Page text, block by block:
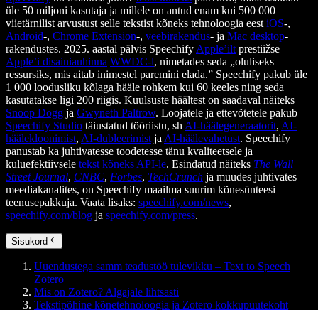
üle 50 miljoni kasutaja ja millele on antud enam kui 500 000
viietärnilist arvustust selle tekstist kõneks tehnoloogia eest iOS-,
Android-, Chrome Extension-, veebirakendus- ja Mac desktop-
rakendustes. 2025. aastal pälvis Speechify Apple’ilt prestiižse
Apple’i disainiauhinna WWDC-l, nimetades seda „oluliseks
ressursiks, mis aitab inimestel paremini elada.” Speechify pakub üle
1 000 loodusliku kõlaga hääle rohkem kui 60 keeles ning seda
kasutatakse ligi 200 riigis. Kuulsuste häältest on saadaval näiteks
Snoop Dogg ja Gwyneth Paltrow. Loojatele ja ettevõtetele pakub
Speechify Studio täiustatud tööriistu, sh AI-häälegeneraatorit, AI-
häälekloonimist, AI-dubleerimist ja AI-häälevahetust. Speechify
panustab ka juhtivatesse toodetesse tänu kvaliteetsele ja
kuluefektiivsele tekst kõneks API-le. Esindatud näiteks The Wall
Street Journal, CNBC, Forbes, TechCrunch ja muudes juhtivates
meediakanalites, on Speechify maailma suurim kõnesünteesi
teenusepakkuja. Vaata lisaks: speechify.com/news,
speechify.com/blog ja speechify.com/press.
Sisukord
Uuendustega samm teadustöö tulevikku – Text to Speech
Zotero
Mis on Zotero? Algajale lihtsasti
Tekstipõhine kõnetehnoloogia ja Zotero kokkupuutekoht